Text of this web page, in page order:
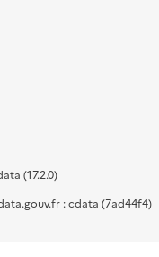
(17.2.0)
: cdata (7ad44f4)